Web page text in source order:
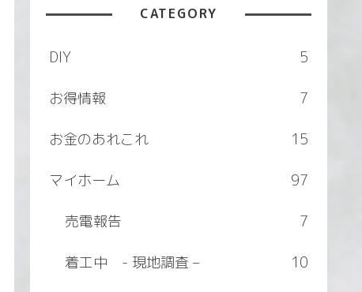
CATEGORY
DIY 5
お得情報 7
お金のあれこれ 15
マイホーム 97
売電報告 7
着工中 - 現地調査 – 10